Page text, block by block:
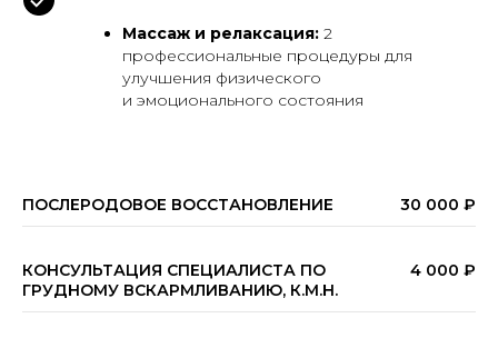
Массаж и релаксация: 2
профессиональные процедуры для
улучшения физического
и эмоционального состояния
ПОСЛЕРОДОВОЕ ВОССТАНОВЛЕНИЕ 30 000 ₽
КОНСУЛЬТАЦИЯ СПЕЦИАЛИСТА ПО
ГРУДНОМУ ВСКАРМЛИВАНИЮ, К.М.Н.
4 000 ₽